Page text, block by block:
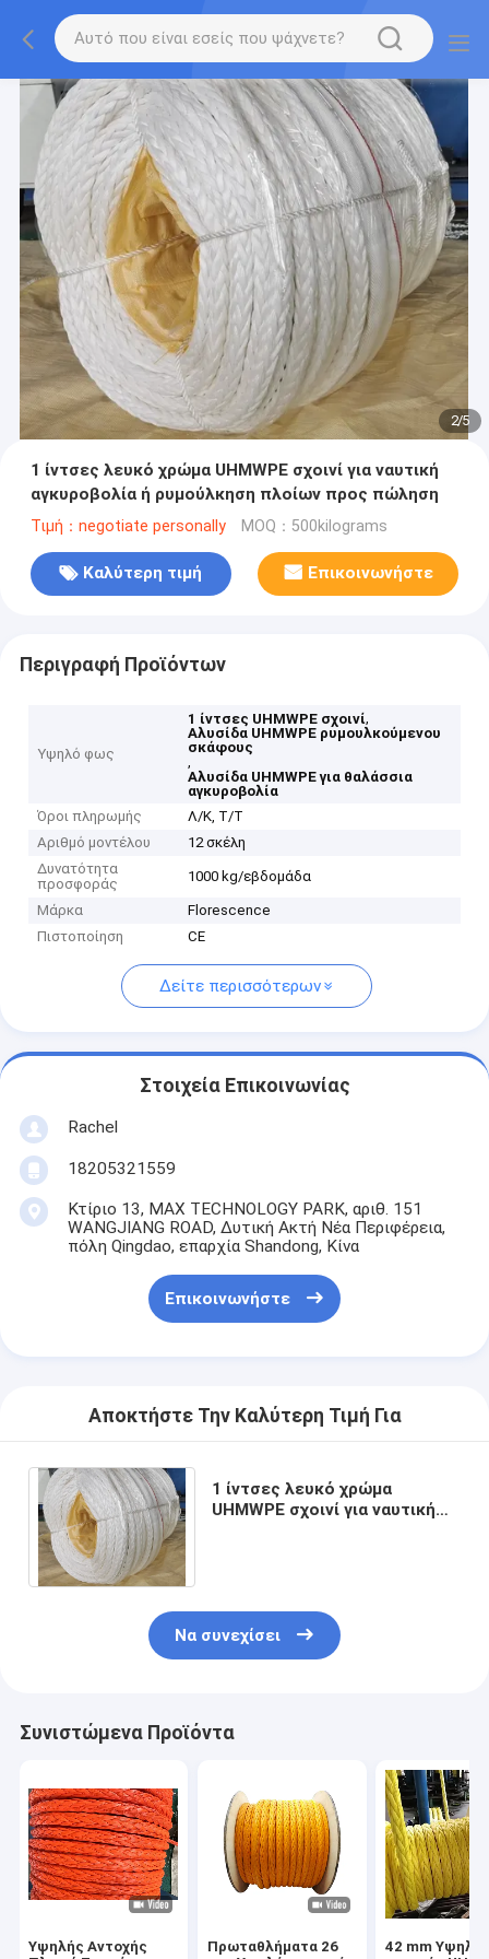
2/5
1 ίντσες λευκό χρώμα UHMWPE σχοινί για ναυτική
αγκυροβολία ή ρυμούλκηση πλοίων προς πώληση
Τιμή：negotiate personally MOQ：500kilograms
Καλύτερη τιμή Επικοινωνήστε
Περιγραφή Προϊόντων
Υψηλό φως
1 ίντσες UHMWPE σχοινί,
Αλυσίδα UHMWPE ρυμουλκούμενου
σκάφους
,
Αλυσίδα UHMWPE για θαλάσσια
αγκυροβολία
Όροι πληρωμής
Λ/Κ, Τ/Τ
Αριθμό μοντέλου
12 σκέλη
Δυνατότητα
προσφοράς
1000 kg/εβδομάδα
Μάρκα
Florescence
Πιστοποίηση
CE
Δείτε περισσότερων
Στοιχεία Επικοινωνίας
Rachel
18205321559
Κτίριο 13, MAX TECHNOLOGY PARK, αριθ. 151
WANGJIANG ROAD, Δυτική Ακτή Νέα Περιφέρεια,
πόλη Qingdao, επαρχία Shandong, Κίνα
Επικοινωνήστε
Αποκτήστε Την Καλύτερη Τιμή Για
1 ίντσες λευκό χρώμα
UHMWPE σχοινί για ναυτική
Να συνεχίσει
Συνιστώμενα Προϊόντα
Υψηλής Αντοχής
Πρωταθλήματα 26
42 mm